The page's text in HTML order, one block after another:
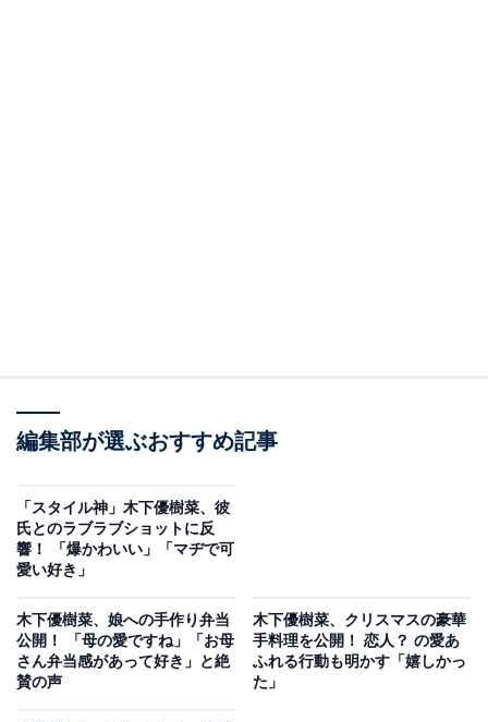
編集部が選ぶおすすめ記事
「スタイル神」木下優樹菜、彼
氏とのラブラブショットに反
響！ 「爆かわいい」「マヂで可
愛い好き」
木下優樹菜、娘への手作り弁当
公開！ 「母の愛ですね」「お母
さん弁当感があって好き」と絶
賛の声
木下優樹菜、クリスマスの豪華
手料理を公開！ 恋人？ の愛あ
ふれる行動も明かす「嬉しかっ
た」